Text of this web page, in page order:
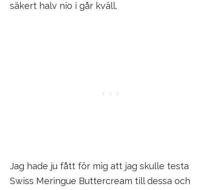
säkert halv nio i går kväll.
Jag hade ju fått för mig att jag skulle testa
Swiss Meringue Buttercream till dessa och